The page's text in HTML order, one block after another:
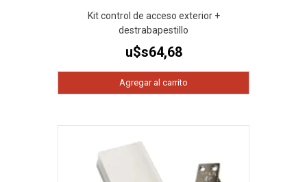
Kit control de acceso exterior +
destrabapestillo
u$s64,68
Agregar al carrito